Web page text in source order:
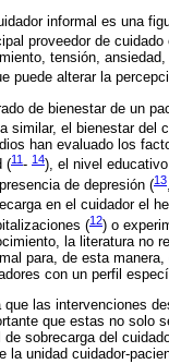
informal es una
proveedor de cuidado
tensión,
puede alterar la
de bienestar de un
similar, el bienestar del
han evaluado los
(11 - 14), el nivel
de depresión (13,
en el cuidador el
(12) o
la literatura no
para, de esta
con un perfil
que las intervenciones
que estas no solo
de sobrecarga del
la unidad cuidador-